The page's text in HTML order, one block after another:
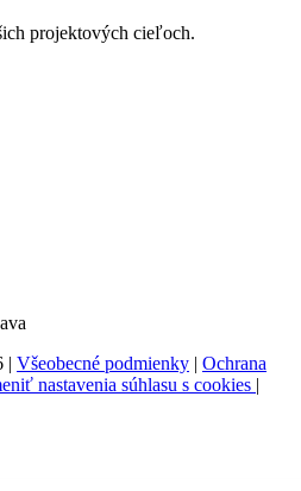
projektových cieľoch.
| Všeobecné podmienky | Ochrana
nastavenia súhlasu s cookies |